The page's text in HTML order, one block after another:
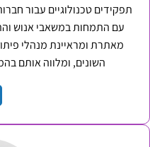
עם התמחות במשאבי אנוש
מאתרת ומראיינת מנהלי
השונים, ומלווה אותם